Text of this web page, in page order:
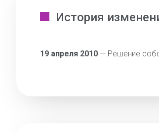
История
19 апреля 2010— Решение